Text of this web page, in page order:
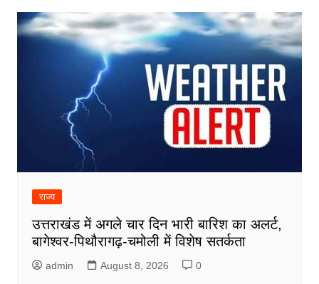
राज्य
उत्तराखंड में अगले चार दिन भारी बारिश का अलर्ट,
बागेश्वर-पिथौरागढ़-चमोली में विशेष सतर्कता
admin August 8, 2026 0